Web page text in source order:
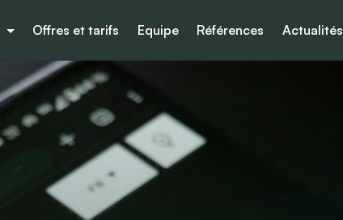
Offres et tarifs Equipe Références Actualités